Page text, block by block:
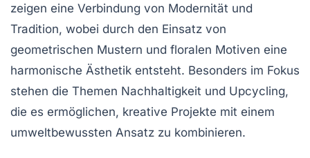
zeigen eine Verbindung von Modernität und
Tradition, wobei durch den Einsatz von
geometrischen Mustern und floralen Motiven eine
harmonische Ästhetik entsteht. Besonders im Fokus
stehen die Themen Nachhaltigkeit und Upcycling,
die es ermöglichen, kreative Projekte mit einem
umweltbewussten Ansatz zu kombinieren.